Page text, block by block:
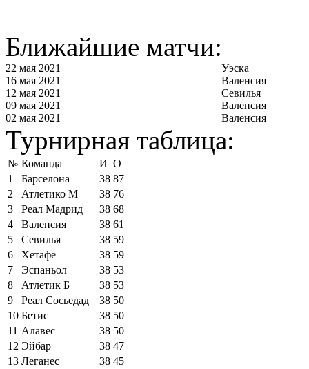
Ближайшие матчи:
22 мая 2021
Уэска
16 мая 2021
Валенсия
12 мая 2021
Севилья
09 мая 2021
Валенсия
02 мая 2021
Валенсия
Турнирная таблица:
№ Команда И О
1
Барселона 38 87
2
Атлетико М 38 76
3
Реал Мадрид 38 68
4
Валенсия 38 61
5
Севилья 38 59
6
Хетафе 38 59
7
Эспаньол 38 53
8
Атлетик Б 38 53
9
Реал Сосьедад 38 50
10 Бетис 38 50
11 Алавес 38 50
12 Эйбар 38 47
13 Леганес 38 45